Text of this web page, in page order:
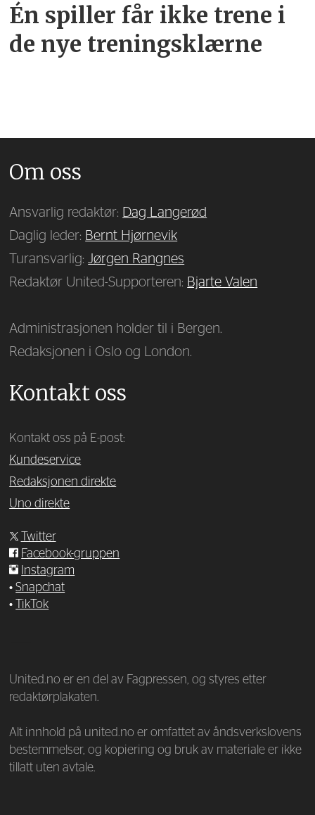
Én spiller får ikke trene i
de nye treningsklærne
Om oss
Ansvarlig redaktør: Dag Langerød
Daglig leder: Bernt Hjørnevik
Turansvarlig:Jørgen Rangnes
Redaktør United-Supporteren: Bjarte Valen
Administrasjonen holder til i Bergen.
Redaksjonen i Oslo og London.
Kontakt oss
Kontakt oss på E-post:
Kundeservice
Redaksjonen direkte
Uno direkte
Twitter
Facebook-gruppen
Instagram
•Snapchat
•
TikTok
United.no er en del av Fagpressen, og styres etter
redaktørplakaten.
Alt innhold på united.no er omfattet av åndsverkslovens
bestemmelser, og kopiering og bruk av materiale er ikke
tillatt uten avtale.